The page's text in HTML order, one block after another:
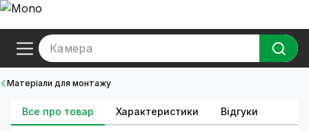
Камера
Матеріали для монтажу
Все про товар Характеристики Відгуки